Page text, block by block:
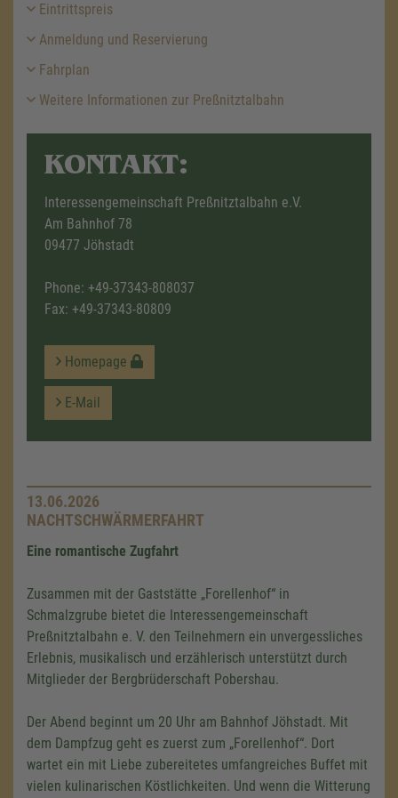
Eintrittspreis
Anmeldung und Reservierung
Fahrplan
Weitere Informationen zur Preßnitztalbahn
KONTAKT:
Interessengemeinschaft Preßnitztalbahn e.V.
Am Bahnhof 78
09477 Jöhstadt
Phone: +49-37343-808037
Fax: +49-37343-80809
Homepage
E-Mail
13.06.2026
NACHTSCHWÄRMERFAHRT
Eine romantische Zugfahrt
Zusammen mit der Gaststätte „Forellenhof“ in
Schmalzgrube bietet die Interessengemeinschaft
Preßnitztalbahn e. V. den Teilnehmern ein unvergessliches
Erlebnis, musikalisch und erzählerisch unterstützt durch
Mitglieder der Bergbrüderschaft Pobershau.
Der Abend beginnt um 20 Uhr am Bahnhof Jöhstadt. Mit
dem Dampfzug geht es zuerst zum „Forellenhof“. Dort
wartet ein mit Liebe zubereitetes umfangreiches Buffet mit
vielen kulinarischen Köstlichkeiten. Und wenn die Witterung